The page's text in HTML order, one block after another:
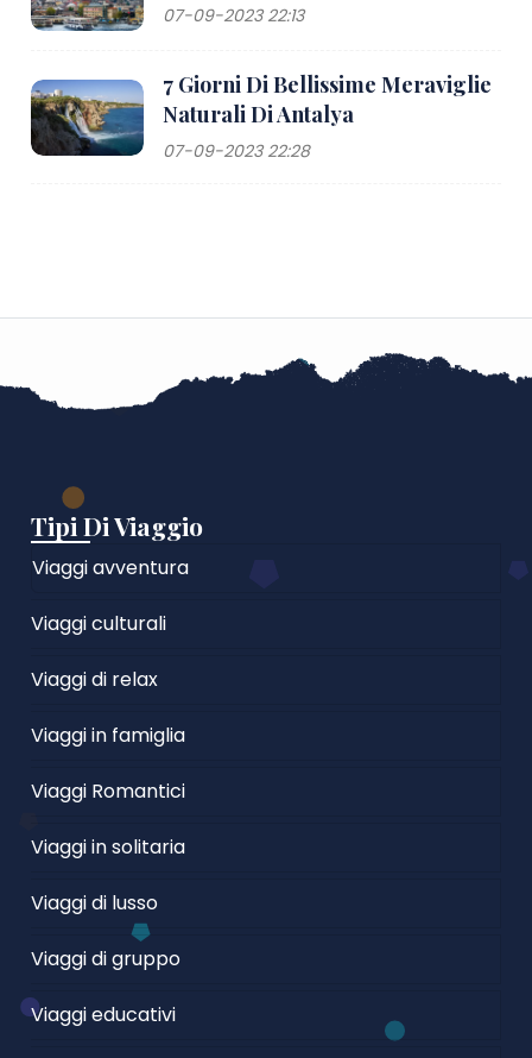
07-09-2023 22:13
7 Giorni Di Bellissime Meraviglie
Naturali Di Antalya
07-09-2023 22:28
Tipi Di Viaggio
Viaggi avventura
Viaggi culturali
Viaggi di relax
Viaggi in famiglia
Viaggi Romantici
Viaggi in solitaria
Viaggi di lusso
Viaggi di gruppo
Viaggi educativi